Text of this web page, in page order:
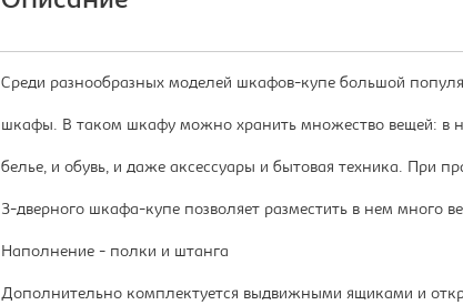
Среди разнообразных моделей шкафов-купе большой
шкафы. В таком шкафу можно хранить множество вещей: в
белье, и обувь, и даже аксессуары и бытовая техника. При
3-дверного шкафа-купе позволяет разместить в нем много
Наполнение - полки и штанга
Дополнительно комплектуется выдвижными ящиками и